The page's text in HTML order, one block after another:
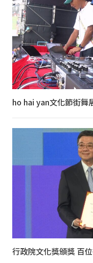
ho hai yan文化節街舞
行政院文化獎頒獎 百